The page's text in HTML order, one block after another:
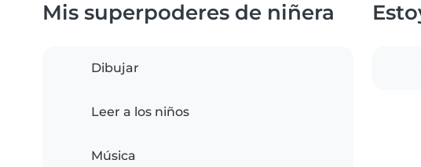
Mis superpoderes de niñera
Dibujar
Leer a los niños
Música